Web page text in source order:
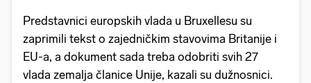
Predstavnici europskih vlada u Bruxellesu su
zaprimili tekst o zajedničkim stavovima Britanije i
EU-a, a dokument sada treba odobriti svih 27
vlada zemalja članice Unije, kazali su dužnosnici.